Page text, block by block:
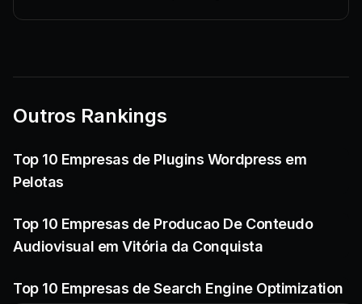
Outros Rankings
Top 10 Empresas de Plugins Wordpress em
Pelotas
Top 10 Empresas de Producao De Conteudo
Audiovisual em Vitória da Conquista
Top 10 Empresas de Search Engine Optimization